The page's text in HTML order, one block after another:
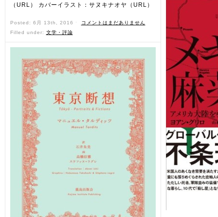
（URL） カバーイラスト：サヌキナオヤ（URL）
Posted: 6月 13th, 2016 ˑ
コメントはまだありません
Filled under: 文学・評論